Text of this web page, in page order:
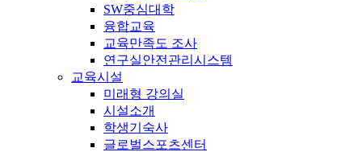
SW중심대학
융합교육
교육만족도 조사
연구실안전관리시스템
교육시설
미래형 강의실
시설소개
학생기숙사
글로벌스포츠센터